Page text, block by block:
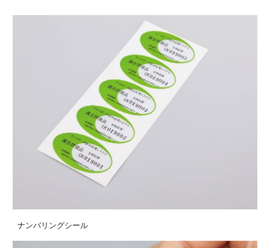
ナンバリングシール